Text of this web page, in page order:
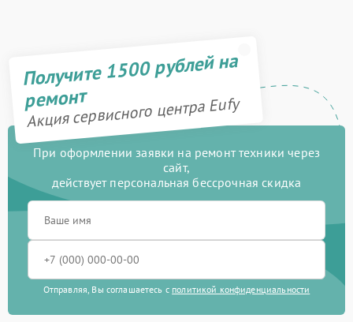
Получите 1500 рублей на
ремонт
Акция сервисного центра Eufy
При оформлении заявки на ремонт техники через
сайт,
действует персональная бессрочная скидка
Отправляя, Вы соглашаетесь с политикой конфиденциальности